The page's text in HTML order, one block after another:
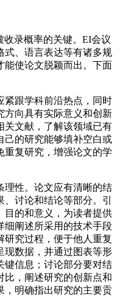
录概率的关键。EI会议
式、语言表达等有诸多规
能使论文脱颖而出。下面
紧跟学科前沿热点，同时
方向具有实际意义和创新
关文献，了解该领域已有
己的研究能够填补空白或
重复研究，增强论文的学
理性。论文应有清晰的结
讨论和结论等部分。引
目的和意义，为读者提供
细阐述所采用的技术手段
研究过程，便于他人重复
现数据，并通过图表等形
键信息；讨论部分要对结
比，阐述研究的创新点和
，明确指出研究的主要贡